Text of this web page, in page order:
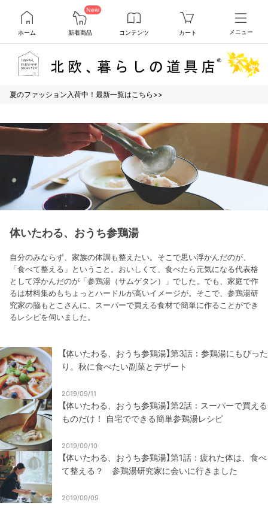
ホーム
New
新着商品 コンテンツ カート メニュー
夏のファッション入荷中！最新一覧はこちら>>
体いたわる、おうち参鶏湯
自分のみならず、家族の体調も整えたい。そこで思い浮かんだのが、
「食べて整える」ということ。おいしくて、食べたら元気になる代表格
として浮かんだのが「参鶏湯（サムゲタン）」でした。でも、家庭で作
るは材料集めもちょっとハードルが高いイメージが。そこで、参鶏湯研
究家の脇もとこさんに、スーパーで買える食材で簡単に作ることができ
るレシピを伺いました。
【体いたわる、おうち参鶏湯】第3話：参鶏湯にもぴった
り。秋に食べたい副菜とデザート
2019/09/11
【体いたわる、おうち参鶏湯】第2話：スーパーで買える
ものだけ！ 自宅でできる簡単参鶏湯レシピ
2019/09/10
【体いたわる、おうち参鶏湯】第1話：疲れた体は、食べ
て整える？ 参鶏湯研究家に会いに行きました
2019/09/09